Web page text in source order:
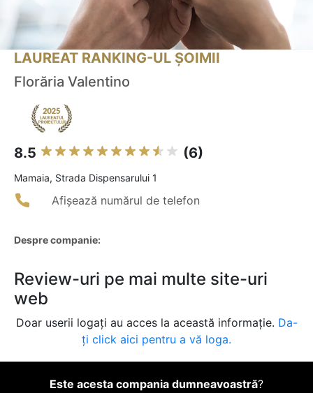
LAUREAT RANKING-UL ȘOIMII
Florăria Valentino
8.5 (6)
Mamaia, Strada Dispensarului 1
Afișează numărul de telefon
Despre companie:
Review-uri pe mai multe site-uri
web
Doar userii logați au acces la această informație. Da-
ți click aici pentru a vă loga.
Este acesta compania dumneavoastră?